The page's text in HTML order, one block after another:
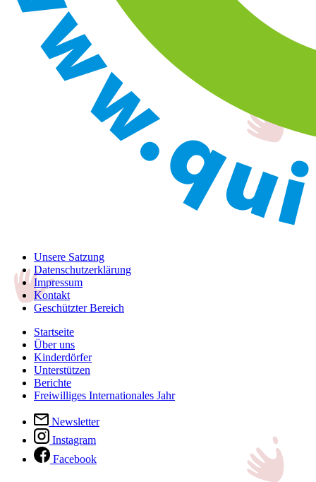
Unsere Satzung
Datenschutzerklärung
Impressum
Kontakt
Geschützter Bereich
Startseite
Über uns
Kinderdörfer
Unterstützen
Berichte
Freiwilliges Internationales Jahr
Newsletter
Instagram
Facebook